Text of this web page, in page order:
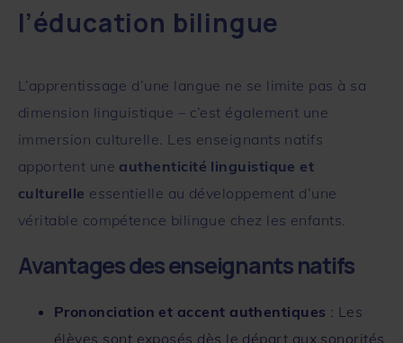
l’éducation bilingue
L’apprentissage d’une langue ne se limite pas à sa
dimension linguistique – c’est également une
immersion culturelle. Les enseignants natifs
apportent une authenticité linguistique et
culturelle essentielle au développement d’une
véritable compétence bilingue chez les enfants.
Avantages des enseignants natifs
Prononciation et accent authentiques : Les
élèves sont exposés dès le départ aux sonorités